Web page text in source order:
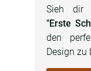
Sieh dir
"Erste
den
Design zu